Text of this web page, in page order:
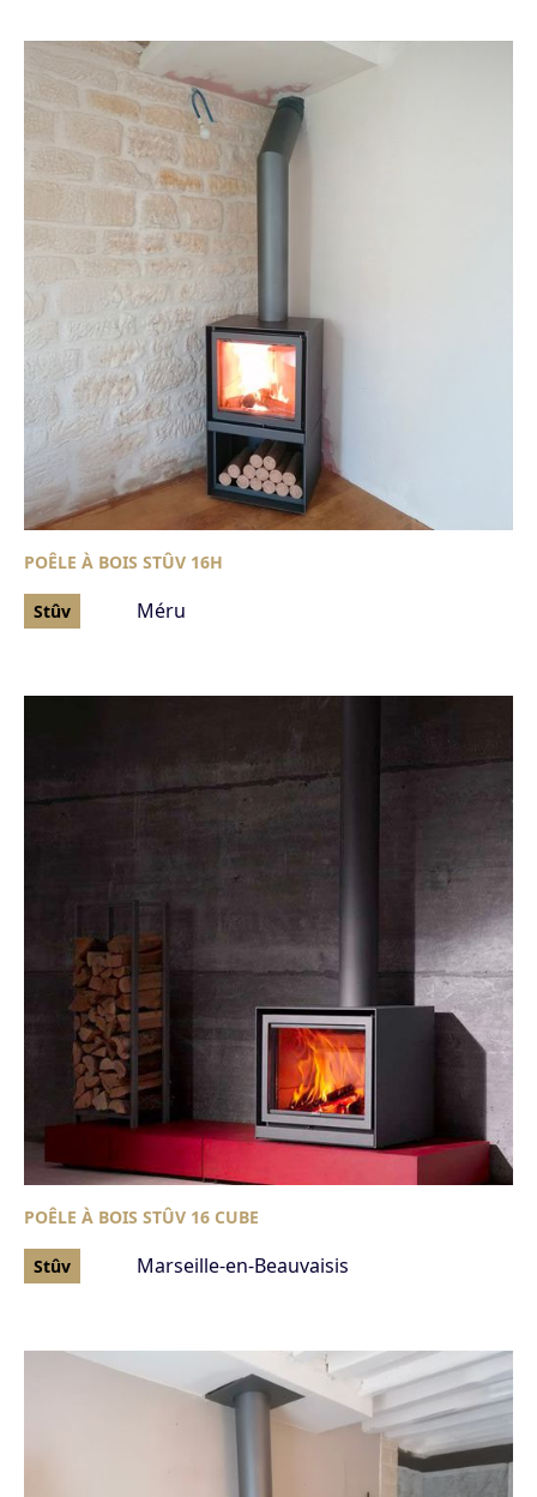
POÊLE À BOIS STÛV 16H
Stûv Méru
POÊLE À BOIS STÛV 16 CUBE
Stûv Marseille-en-Beauvaisis